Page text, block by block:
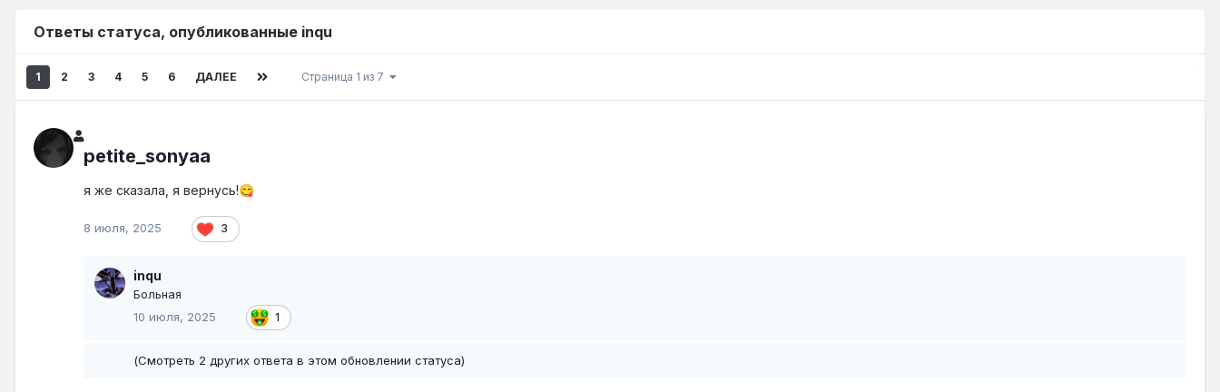
Ответы статуса, опубликованные inqu
1 2 3 4 5 6 ДАЛЕЕ Страница 1 из 7
petite_sonyaa
я же сказала, я вернусь!😋
8 июля, 2025 3
inqu
Больная
10 июля, 2025
1
(Смотреть 2 других ответа в этом обновлении статуса)